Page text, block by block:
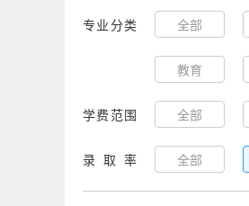
专业分类 全部
教育
学费范围 全部
录取率 全部